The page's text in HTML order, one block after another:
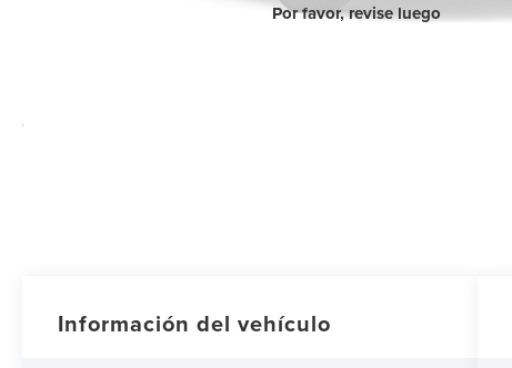
Por favor, revise luego
Información del vehículo